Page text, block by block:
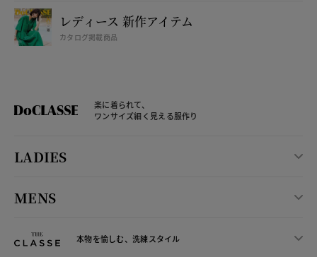
レディース 新作アイテム
カタログ掲載商品
楽に着られて、
ワンサイズ細く見える服作り
LADIES
MENS
本物を愉しむ、洗練スタイル